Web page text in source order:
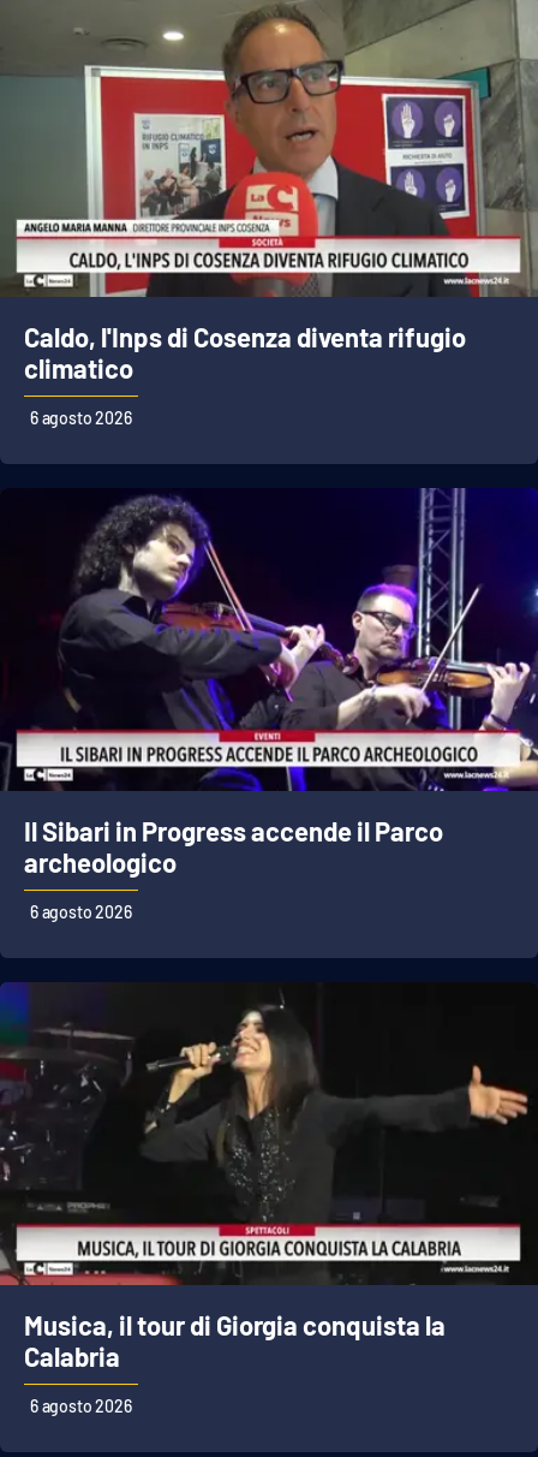
VIDEO
Ambiente
Cronaca
Cultura
Politica
Sanità
Società
Sport
RUBRICHE
Good Morning Vietnam
Parchi Marini Calabria
Leggendo Alvaro insieme
Imprese Di Calabria
Venti di comunicazione
STREAMING
LaC TV
LaC Network
LaC OnAir
EDIZIONI
LOCALI
Catanzaro
Caldo, l'Inps di Cosenza diventa rifugio
climatico
6 agosto 2026
Il Sibari in Progress accende il Parco
archeologico
6 agosto 2026
Musica, il tour di Giorgia conquista la
Calabria
6 agosto 2026